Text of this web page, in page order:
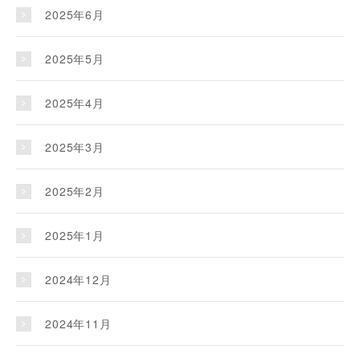
2025年6月
2025年5月
2025年4月
2025年3月
2025年2月
2025年1月
2024年12月
2024年11月